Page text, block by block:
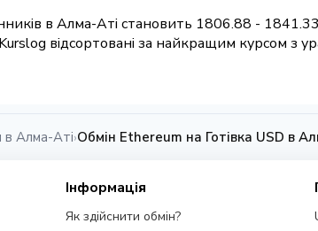
в Алма-Аті становить 1806.88 -
відсортовані за найкращим курсом з
в Алма-Аті›Обмін Ethereum на Готівка USD в
Інформація
Як здійснити обмін?